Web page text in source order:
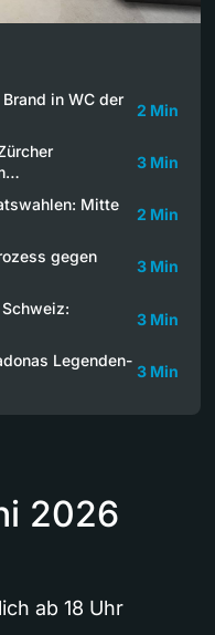
in WC der
2 Min
3 Min
Mitte
2 Min
gegen
3 Min
3 Min
Legenden-
3 Min
2026
ab 18 Uhr